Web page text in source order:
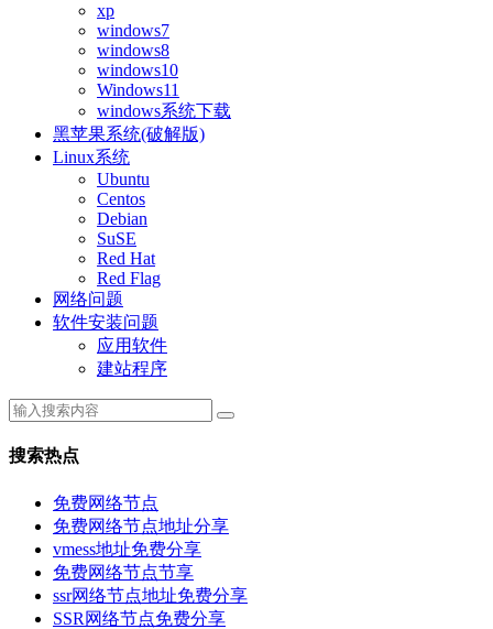
xp
windows7
windows8
windows10
Windows11
windows系统下载
黑苹果系统(破解版)
Linux系统
Ubuntu
Centos
Debian
SuSE
Red Hat
Red Flag
网络问题
软件安装问题
应用软件
建站程序
搜索热点
免费网络节点
免费网络节点地址分享
vmess地址免费分享
免费网络节点节享
ssr网络节点地址免费分享
SSR网络节点免费分享